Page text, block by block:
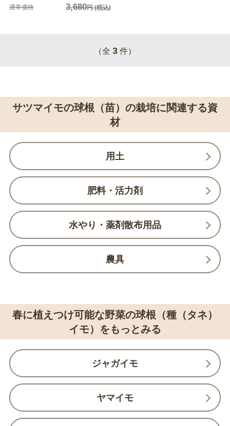
通常価格 3,680円(税込)
（全 3 件）
サツマイモの球根（苗）の栽培に関連する資
材
用土
肥料・活力剤
水やり・薬剤散布用品
農具
春に植えつけ可能な野菜の球根（種（タネ）
イモ）をもっとみる
ジャガイモ
ヤマイモ